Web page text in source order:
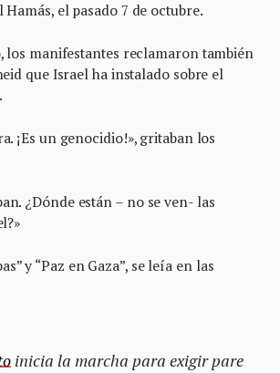
el pasado 7 de octubre.
los manifestantes reclamaron también
que Israel ha instalado sobre el
¡Es un genocidio!», gritaban los
¿Dónde están – no se ven- las
y “Paz en Gaza”, se leía en las
inicia la marcha para exigir pare